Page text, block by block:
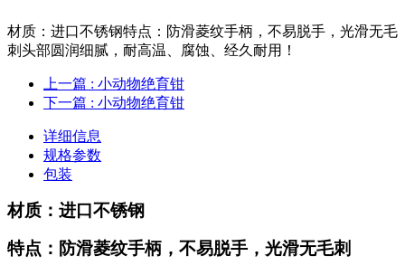
材质：进口不锈钢特点：防滑菱纹手柄，不易脱手，光滑无毛
刺头部圆润细腻，耐高温、腐蚀、经久耐用！
上一篇 : 小动物绝育钳
下一篇 : 小动物绝育钳
详细信息
规格参数
包装
材质：进口不锈钢
特点：防滑菱纹手柄，不易脱手，光滑无毛刺